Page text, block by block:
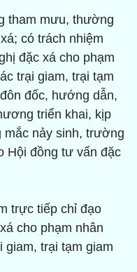
tham mưu, thường
có trách nhiệm
đặc xá cho phạm
trại giam, trại tạm
đốc, hướng dẫn,
triển khai, kịp
nảy sinh, trường
Hội đồng tư vấn đặc
trực tiếp chỉ đạo
cho phạm nhân
giam, trại tạm giam